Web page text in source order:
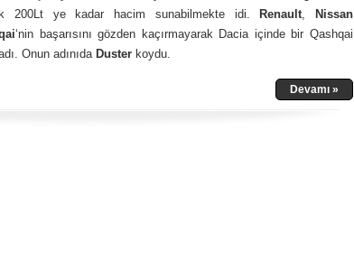
200Lt ye kadar hacim sunabilmekte idi.
Renault,
Nissan
‘nin başarısını gözden kaçırmayarak Dacia içinde bir Qashqai
Onun adınıda Duster koydu.
Devamı »